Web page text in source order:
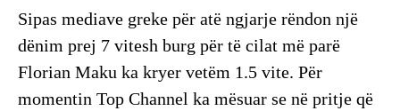
Sipas mediave greke për atë ngjarje rëndon një
dënim prej 7 vitesh burg për të cilat më parë
Florian Maku ka kryer vetëm 1.5 vite. Për
momentin Top Channel ka mësuar se në pritje që